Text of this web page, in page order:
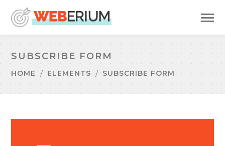
SUBSCRIBE FORM
HOME ELEMENTS SUBSCRIBE FORM